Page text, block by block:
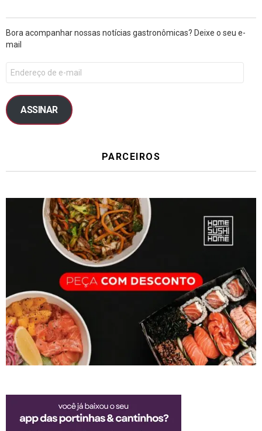
Bora acompanhar nossas notícias gastronômicas? Deixe o seu e-
mail
ASSINAR
PARCEIROS